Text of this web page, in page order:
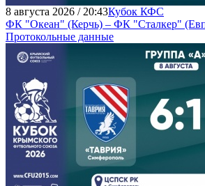
8 августа 2026 / 20:43Кубок КФС
ФК "Океан" (Керчь) – ФК "Сталкер"
Протокольные данные